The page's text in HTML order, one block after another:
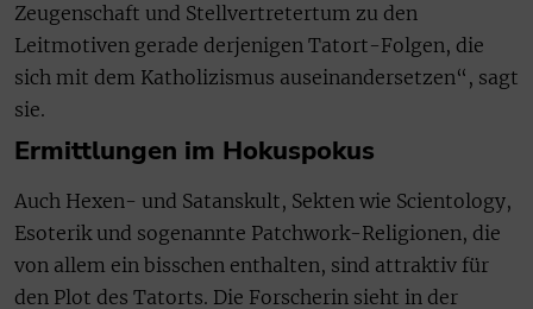
Zeugenschaft und Stellvertretertum zu den
Leitmotiven gerade derjenigen Tatort-Folgen, die
sich mit dem Katholizismus auseinandersetzen“, sagt
sie.
Ermittlungen im Hokuspokus
Auch Hexen- und Satanskult, Sekten wie Scientology,
Esoterik und sogenannte Patchwork-Religionen, die
von allem ein bisschen enthalten, sind attraktiv für
den Plot des Tatorts. Die Forscherin sieht in der